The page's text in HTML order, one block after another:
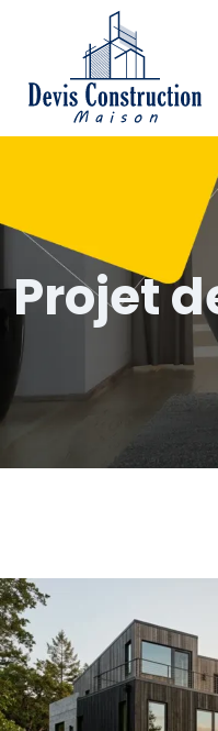
Projet